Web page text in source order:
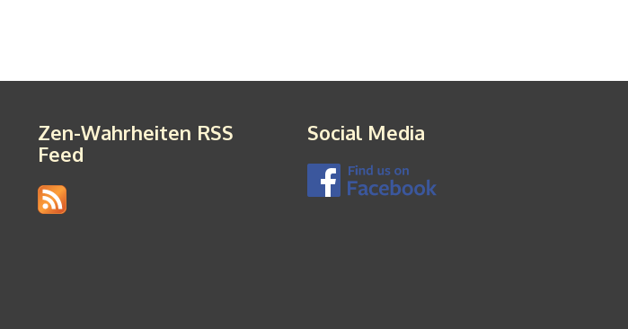
Zen-Wahrheiten RSS
Feed
Social Media